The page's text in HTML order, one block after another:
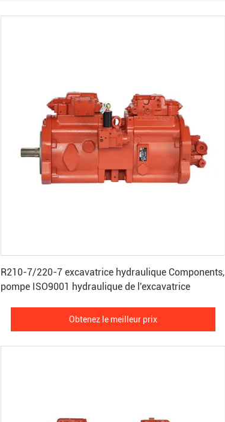
R210-7/220-7 excavatrice hydraulique Components,
pompe ISO9001 hydraulique de l'excavatrice
Obtenez le meilleur prix